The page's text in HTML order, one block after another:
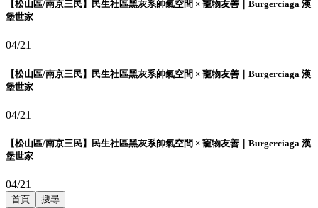
【松山區/南京三民】民生社區黑灰系帥氣空間 × 寵物友善｜Burgerciaga 漢
堡世家
04/21
【松山區/南京三民】民生社區黑灰系帥氣空間 × 寵物友善｜Burgerciaga 漢
堡世家
04/21
【松山區/南京三民】民生社區黑灰系帥氣空間 × 寵物友善｜Burgerciaga 漢
堡世家
04/21
首頁 搜尋